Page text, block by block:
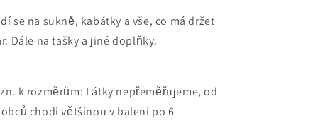
se na sukně, kabátky a vše, co má držet
Dále na tašky a jiné doplňky.
k rozměrům: Látky nepřeměřujeme, od
chodí většinou v balení po 6